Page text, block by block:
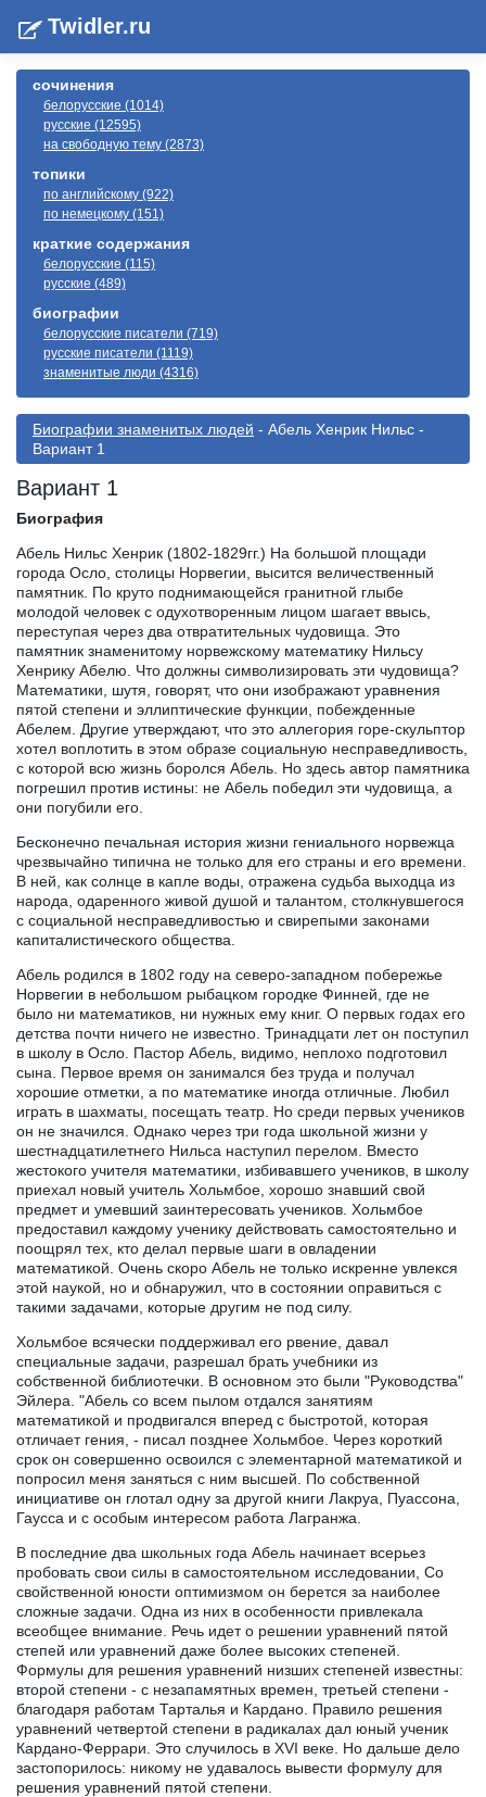
Twidler.ru
сочинения
белорусские (1014)
русские (12595)
на свободную тему (2873)
топики
по английскому (922)
по немецкому (151)
краткие содержания
белорусские (115)
русские (489)
биографии
белорусские писатели (719)
русские писатели (1119)
знаменитые люди (4316)
Биографии знаменитых людей - Абель Хенрик Нильс -
Вариант 1
Вариант 1
Биография
Абель Нильс Хенрик (1802-1829гг.) На большой площади
города Осло, столицы Норвегии, высится величественный
памятник. По круто поднимающейся гранитной глыбе
молодой человек с одухотворенным лицом шагает ввысь,
переступая через два отвратительных чудовища. Это
памятник знаменитому норвежскому математику Нильсу
Хенрику Абелю. Что должны символизировать эти чудовища?
Математики, шутя, говорят, что они изображают уравнения
пятой степени и эллиптические функции, побежденные
Абелем. Другие утверждают, что это аллегория горе-скульптор
хотел воплотить в этом образе социальную несправедливость,
с которой всю жизнь боролся Абель. Но здесь автор памятника
погрешил против истины: не Абель победил эти чудовища, а
они погубили его.
Бесконечно печальная история жизни гениального норвежца
чрезвычайно типична не только для его страны и его времени.
В ней, как солнце в капле воды, отражена судьба выходца из
народа, одаренного живой душой и талантом, столкнувшегося
с социальной несправедливостью и свирепыми законами
капиталистического общества.
Абель родился в 1802 году на северо-западном побережье
Норвегии в небольшом рыбацком городке Финней, где не
было ни математиков, ни нужных ему книг. О первых годах его
детства почти ничего не известно. Тринадцати лет он поступил
в школу в Осло. Пастор Абель, видимо, неплохо подготовил
сына. Первое время он занимался без труда и получал
хорошие отметки, а по математике иногда отличные. Любил
играть в шахматы, посещать театр. Но среди первых учеников
он не значился. Однако через три года школьной жизни у
шестнадцатилетнего Нильса наступил перелом. Вместо
жестокого учителя математики, избивавшего учеников, в школу
приехал новый учитель Хольмбое, хорошо знавший свой
предмет и умевший заинтересовать учеников. Хольмбое
предоставил каждому ученику действовать самостоятельно и
поощрял тех, кто делал первые шаги в овладении
математикой. Очень скоро Абель не только искренне увлекся
этой наукой, но и обнаружил, что в состоянии оправиться с
такими задачами, которые другим не под силу.
Хольмбое всячески поддерживал его рвение, давал
специальные задачи, разрешал брать учебники из
собственной библиотечки. В основном это были "Руководства"
Эйлера. "Абель со всем пылом отдался занятиям
математикой и продвигался вперед с быстротой, которая
отличает гения, - писал позднее Хольмбое. Через короткий
срок он совершенно освоился с элементарной математикой и
попросил меня заняться с ним высшей. По собственной
инициативе он глотал одну за другой книги Лакруа, Пуассона,
Гаусса и с особым интересом работа Лагранжа.
В последние два школьных года Абель начинает всерьез
пробовать свои силы в самостоятельном исследовании, Со
свойственной юности оптимизмом он берется за наиболее
сложные задачи. Одна из них в особенности привлекала
всеобщее внимание. Речь идет о решении уравнений пятой
степей или уравнений даже более высоких степеней.
Формулы для решения уравнений низших степеней известны:
второй степени - с незапамятных времен, третьей степени -
благодаря работам Тарталья и Кардано. Правило решения
уравнений четвертой степени в радикалах дал юный ученик
Кардано-Феррари. Это случилось в XVI веке. Но дальше дело
застопорилось: никому не удавалось вывести формулу для
решения уравнений пятой степени.